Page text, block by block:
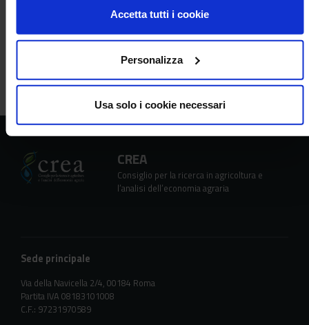
Accetta tutti i cookie
Personalizza
Usa solo i cookie necessari
arrow_backTorna all'elenco Condividi share
CREA
Consiglio per la ricerca in agricoltura e
l’analisi dell’economia agraria
Sede principale
Via della Navicella 2/4, 00184 Roma
Partita IVA 08183101008
C.F.: 97231970589